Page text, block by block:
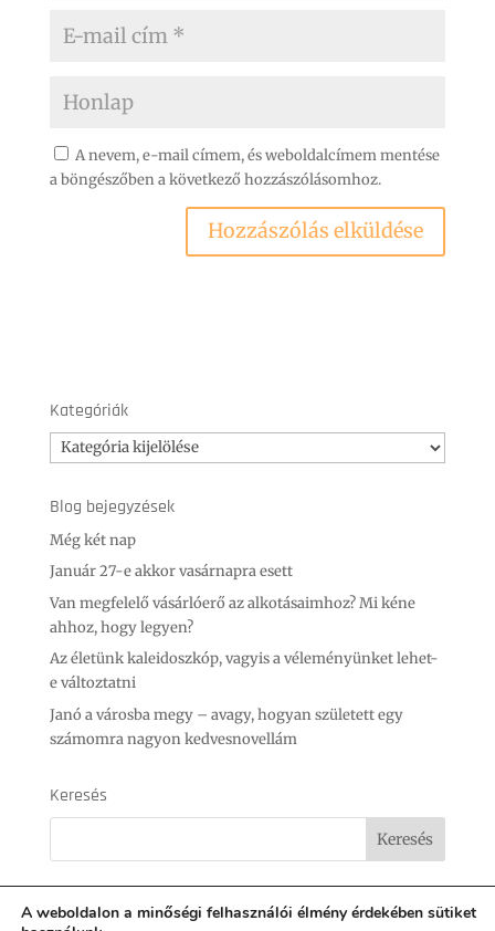
A nevem, e-mail címem, és weboldalcímem mentése
a böngészőben a következő hozzászólásomhoz.
Kategóriák
Kategóriák
Blog bejegyzések
Még két nap
Január 27-e akkor vasárnapra esett
Van megfelelő vásárlóerő az alkotásaimhoz? Mi kéne
ahhoz, hogy legyen?
Az életünk kaleidoszkóp, vagyis a véleményünket lehet-
e változtatni
Janó a városba megy – avagy, hogyan született egy
számomra nagyon kedvesnovellám
Keresés
A weboldalon a minőségi felhasználói élmény érdekében sütiket